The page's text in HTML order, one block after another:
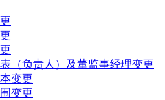
（负责人）及董监事经理变更
变更
变更